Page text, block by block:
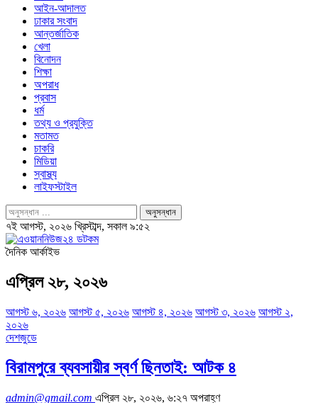
আইন-আদালত
ঢাকার সংবাদ
আন্তর্জাতিক
খেলা
বিনোদন
শিক্ষা
অপরাধ
প্রবাস
ধর্ম
তথ্য ও প্রযুক্তি
মতামত
চাকরি
মিডিয়া
স্বাস্থ্য
লাইফস্টাইল
৭ই আগস্ট, ২০২৬ খ্রিস্টাব্দ, সকাল ৯:৫২
দৈনিক আর্কাইভ
এপ্রিল ২৮, ২০২৬
আগস্ট ৬, ২০২৬ আগস্ট ৫, ২০২৬ আগস্ট ৪, ২০২৬ আগস্ট ৩, ২০২৬ আগস্ট ২,
২০২৬
দেশজুডে
বিরামপুরে ব্যবসায়ীর স্বর্ণ ছিনতাই: আটক ৪
admin@gmail.com এপ্রিল ২৮, ২০২৬, ৬:২৭ অপরাহ্ণ